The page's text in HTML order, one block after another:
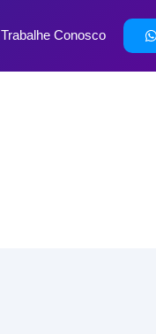
Trabalhe Conosco